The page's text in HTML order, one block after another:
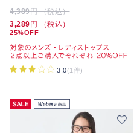
4,389円 （税込）
3,289 円 （税込）
25%OFF
3.0(1件)